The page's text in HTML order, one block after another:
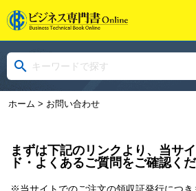
ホーム > お問い合わせ
まずは下記のリンクより、当サ
ド・よくあるご質問をご確認くだ